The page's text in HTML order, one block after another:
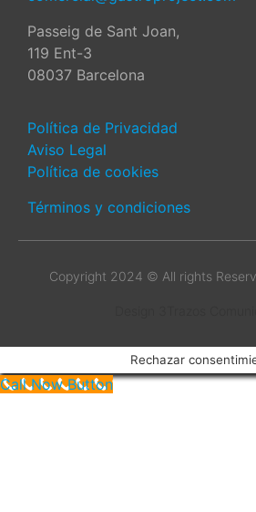
Passeig de Sant Joan,
119 Ent-3
08037 Barcelona
Política de Privacidad
Aviso Legal
Política de cookies
Términos y condiciones
Copyright 2024 © All rights
Rechazar
Call Now Button